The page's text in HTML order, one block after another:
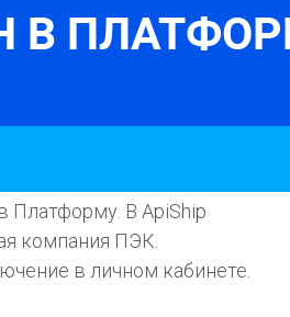
Платформу. В ApiShip
компания ПЭК.
в личном кабинете.